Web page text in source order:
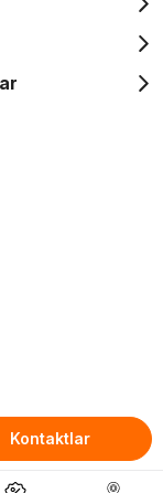
Kontaktlar